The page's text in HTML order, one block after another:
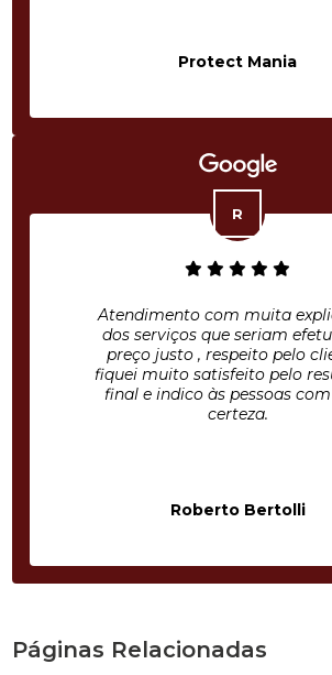
Protect Mania
Atendimento com muita
dos serviços que seriam
preço justo , respeito pelo
fiquei muito satisfeito pelo
final e indico às pessoas
certeza.
Roberto Bertolli
Páginas Relacionadas